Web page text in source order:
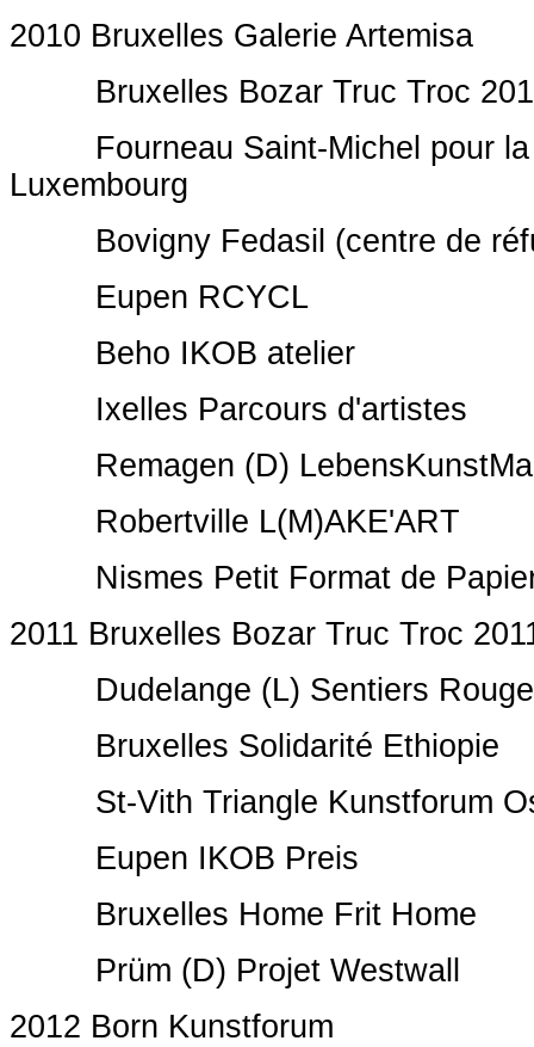
2010 Bruxelles Galerie Artemisa
Bruxelles Bozar Truc Troc
Fourneau Saint-Michel pour la
Luxembourg
Bovigny Fedasil (centre de
Eupen RCYCL
Beho IKOB atelier
Ixelles Parcours d'artistes
Remagen (D)
Robertville L(M)AKE'ART
Nismes Petit Format de
2011 Bruxelles Bozar Truc Troc
Dudelange (L) Sentiers
Bruxelles Solidarité Ethiopie
St-Vith Triangle Kunstforum
Eupen IKOB Preis
Bruxelles Home Frit Home
Prüm (D) Projet Westwall
2012 Born Kunstforum